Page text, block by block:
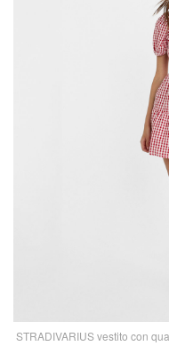
STRADIVARIUS vestito con